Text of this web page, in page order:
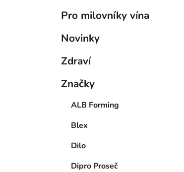
Pro milovníky vína
Novinky
Zdraví
Značky
ALB Forming
Blex
Dilo
Dipro Proseč